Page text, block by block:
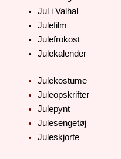
Jul i Valhal
Julefilm
Julefrokost
Julekalender
Julekostume
Juleopskrifter
Julepynt
Julesengetøj
Juleskjorte